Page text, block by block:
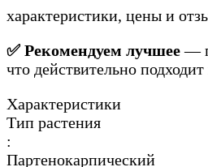
характеристики, цены и
✅ Рекомендуем лучшее—
что действительно
Характеристики
Тип растения
:
Партенокарпический